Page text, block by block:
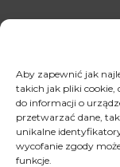
Aby zapewnić jak
takich jak pliki
do informacji o
przetwarzać dane,
unikalne
wycofanie zgody
funkcje.